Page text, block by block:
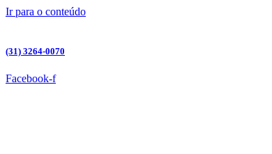
Ir para o conteúdo
(31) 3264-0070
Facebook-f